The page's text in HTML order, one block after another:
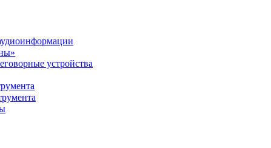
устройства